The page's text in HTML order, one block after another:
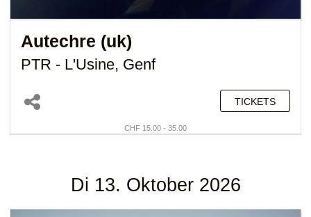
Autechre (uk)
PTR - L'Usine, Genf
TICKETS
CHF 15.00 - 35.00
Di 13. Oktober 2026